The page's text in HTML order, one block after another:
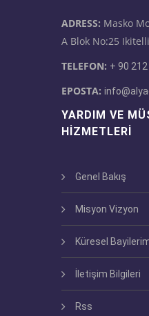
ADRESS: Masko
A Blok No:25
TELEFON: + 90
EPOSTA:
YARDIM VE
HIZMETLERI
Genel Bakış
Misyon Vizyon
Küresel
İletişim Bilgileri
Rss